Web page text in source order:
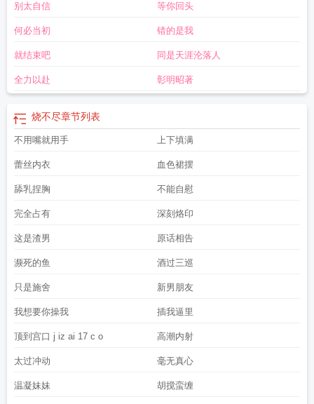
别太自信 等你回头
何必当初 错的是我
就结束吧 同是天涯沦落人
全力以赴 彰明昭著
烧不尽章节列表
不用嘴就用手 上下填满
蕾丝内衣 血色裙摆
舔乳捏胸 不能自慰
完全占有 深刻烙印
这是渣男 原话相告
濒死的鱼 酒过三巡
只是施舍 新男朋友
我想要你操我 插我逼里
顶到宫口 j iz ai 17 c o 高潮内射
太过冲动 毫无真心
温凝妹妹 胡搅蛮缠